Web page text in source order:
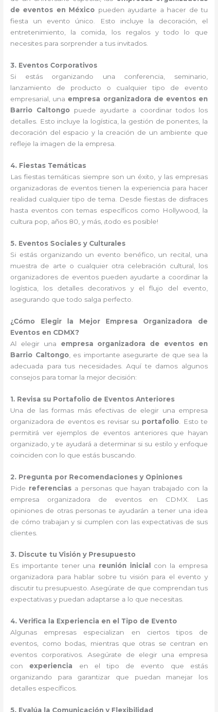
de eventos en México pueden ayudarte a hacer de tu
fiesta un evento único. Esto incluye la decoración, el
entretenimiento, la comida, los regalos y todo lo que
necesites para sorprender a tus invitados.
3. Eventos Corporativos
Si estás organizando una conferencia, seminario,
lanzamiento de producto o cualquier tipo de evento
empresarial, una empresa organizadora de eventos en
Barrio Caltongo puede ayudarte a coordinar todos los
detalles. Esto incluye la logística, la gestión de ponentes, la
decoración del espacio y la creación de un ambiente que
refleje la imagen de la empresa.
4. Fiestas Temáticas
Las fiestas temáticas siempre son un éxito, y las empresas
organizadoras de eventos tienen la experiencia para hacer
realidad cualquier tipo de tema. Desde fiestas de disfraces
hasta eventos con temas específicos como Hollywood, la
cultura pop, años 80, y más, ¡todo es posible!
5. Eventos Sociales y Culturales
Si estás organizando un evento benéfico, un recital, una
muestra de arte o cualquier otra celebración cultural, los
organizadores de eventos pueden ayudarte a coordinar la
logística, los detalles decorativos y el flujo del evento,
asegurando que todo salga perfecto.
¿Cómo Elegir la Mejor Empresa Organizadora de
Eventos en CDMX?
Al elegir una empresa organizadora de eventos en
Barrio Caltongo , es importante asegurarte de que sea la
adecuada para tus necesidades. Aquí te damos algunos
consejos para tomar la mejor decisión:
1. Revisa su Portafolio de Eventos Anteriores
Una de las formas más efectivas de elegir una empresa
organizadora de eventos es revisar su portafolio . Esto te
permitirá ver ejemplos de eventos anteriores que hayan
organizado, y te ayudará a determinar si su estilo y enfoque
coinciden con lo que estás buscando.
2. Pregunta por Recomendaciones y Opiniones
Pide referenciasa personas que hayan trabajado con la
empresa organizadora de eventos en CDMX. Las
opiniones de otras personas te ayudarán a tener una idea
de cómo trabajan y si cumplen con las expectativas de sus
clientes.
3. Discute tu Visión y Presupuesto
Es importante tener una reunión inicial
con la empresa
organizadora para hablar sobre tu visión para el evento y
discutir tu presupuesto. Asegúrate de que comprendan tus
expectativas y puedan adaptarse a lo que necesitas.
4. Verifica la Experiencia en el Tipo de Evento
Algunas empresas especializan en ciertos tipos de
eventos, como bodas, mientras que otras se centran en
eventos corporativos. Asegúrate de elegir una empresa
con experiencia en el tipo de evento que estás
organizando para garantizar que puedan manejar los
detalles específicos.
5. Evalúa la Comunicación y Flexibilidad